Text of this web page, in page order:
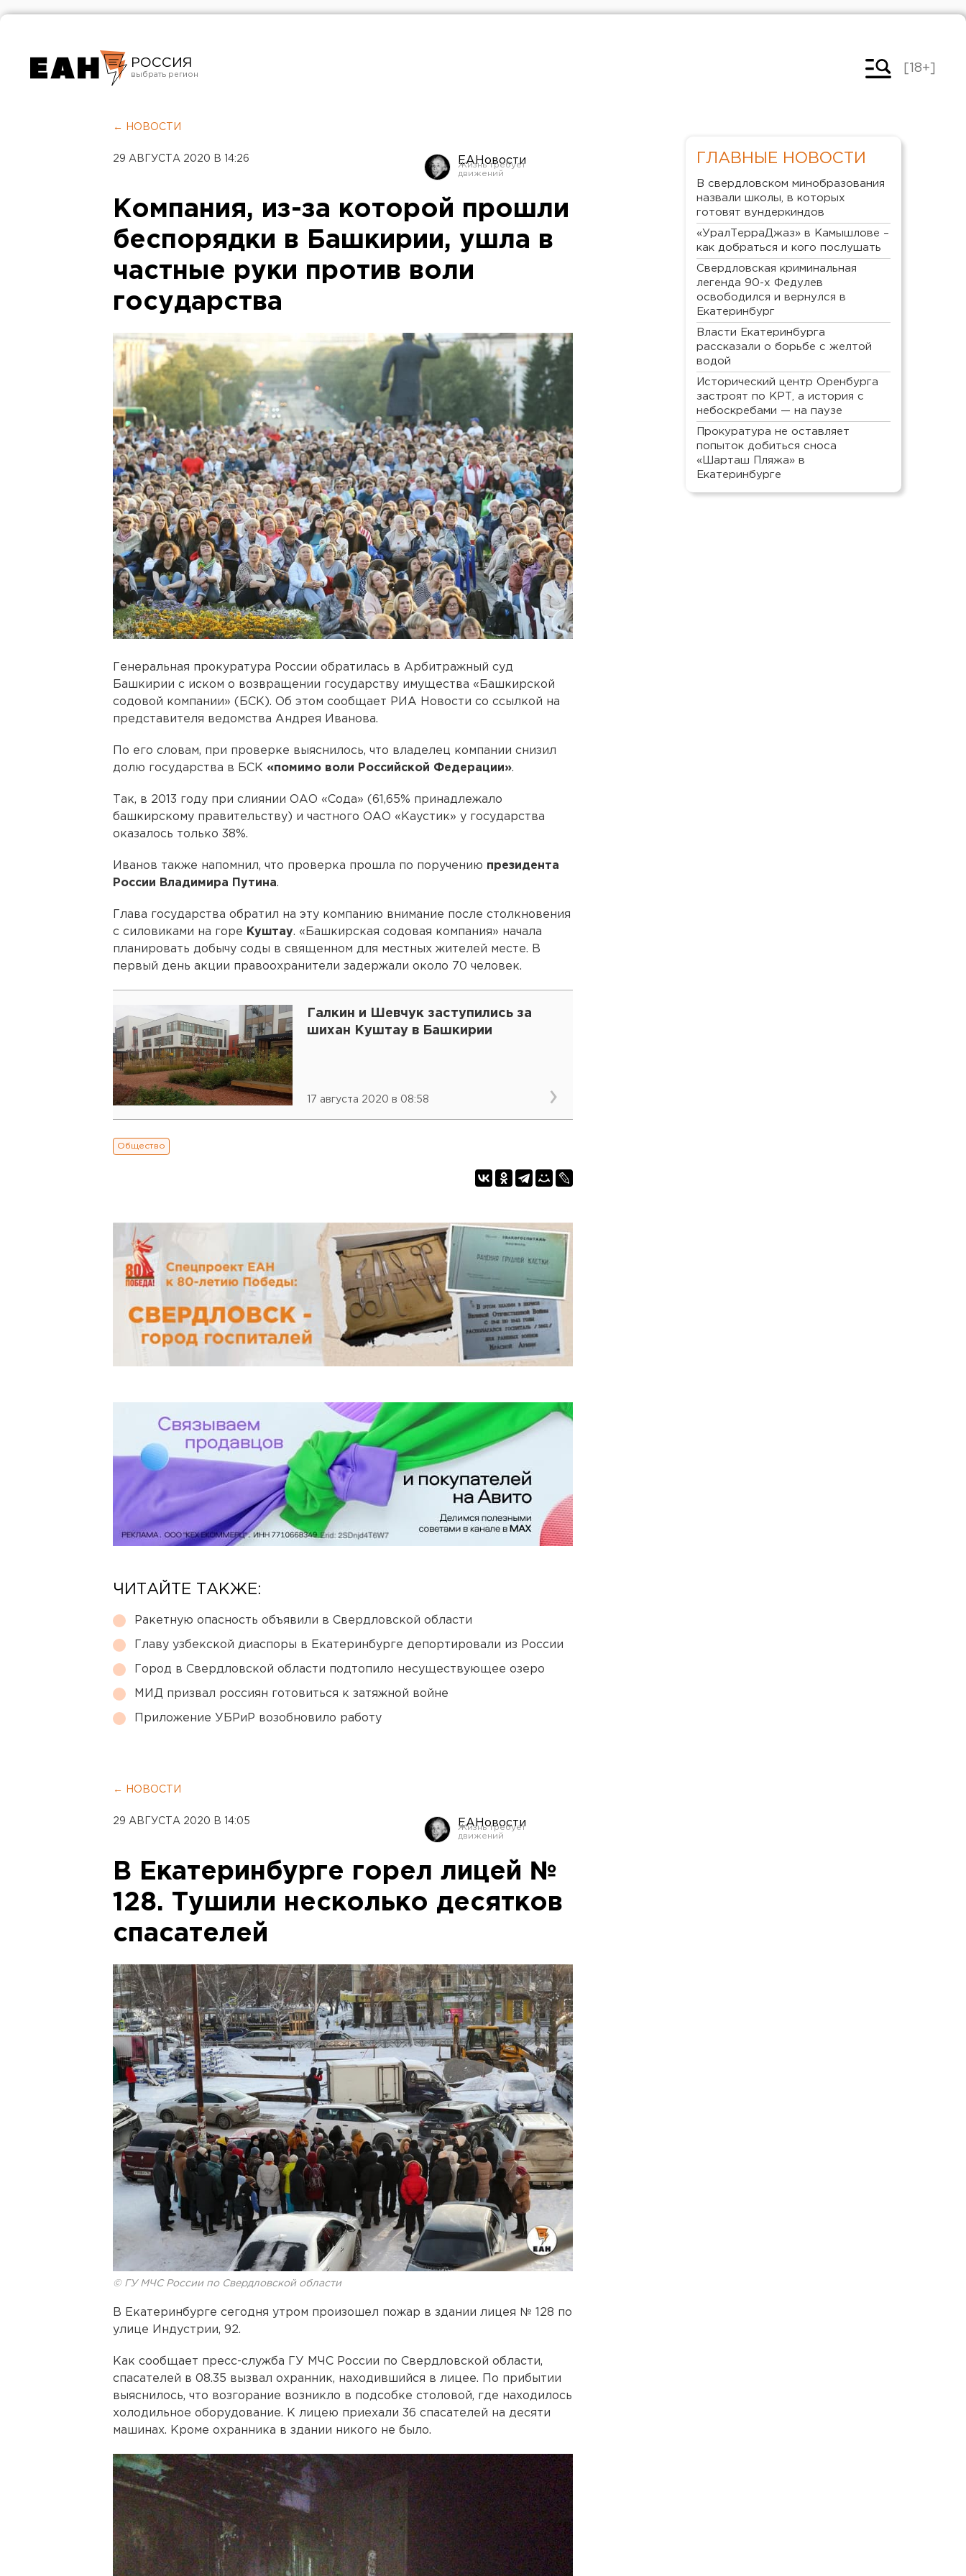
РОССИЯ
Челябинск
[18+]
← НОВОСТИ
29 АВГУСТА 2020 В 14:26 ЕАНовости
Компания, из-за которой прошли
беспорядки в Башкирии, ушла в
частные руки против воли
государства
Генеральная прокуратура России обратилась в Арбитражный суд
Башкирии с иском о возвращении государству имущества «Башкирской
содовой компании» (БСК). Об этом сообщает РИА Новости со ссылкой на
представителя ведомства Андрея Иванова.
По его словам, при проверке выяснилось, что владелец компании снизил
долю государства в БСК «помимо воли Российской Федерации».
Так, в 2013 году при слиянии ОАО «Сода» (61,65% принадлежало
башкирскому правительству) и частного ОАО «Каустик» у государства
оказалось только 38%.
Иванов также напомнил, что проверка прошла по поручению президента
России Владимира Путина.
Глава государства обратил на эту компанию внимание после столкновения
с силовиками на горе Куштау. «Башкирская содовая компания» начала
планировать добычу соды в священном для местных жителей месте. В
первый день акции правоохранители задержали около 70 человек.
Галкин и Шевчук заступились за
шихан Куштау в Башкирии
17 августа 2020 в 08:58
Общество
ЧИТАЙТЕ ТАКЖЕ:
Ракетную опасность объявили в Свердловской области
Главу узбекской диаспоры в Екатеринбурге депортировали из России
Город в Свердловской области подтопило несуществующее озеро
МИД призвал россиян готовиться к затяжной войне
Приложение УБРиР возобновило работу
← НОВОСТИ
29 АВГУСТА 2020 В 14:05 ЕАНовости
В Екатеринбурге горел лицей №
128. Тушили несколько десятков
спасателей
© ГУ МЧС России по Свердловской области
В Екатеринбурге сегодня утром произошел пожар в здании лицея № 128 по
улице Индустрии, 92.
Как сообщает пресс-служба ГУ МЧС России по Свердловской области,
спасателей в 08.35 вызвал охранник, находившийся в лицее. По прибытии
выяснилось, что возгорание возникло в подсобке столовой, где находилось
холодильное оборудование. К лицею приехали 36 спасателей на десяти
машинах. Кроме охранника в здании никого не было.
ГЛАВНЫЕ НОВОСТИ
В свердловском минобразования
назвали школы, в которых
готовят вундеркиндов
«УралТерраДжаз» в Камышлове –
как добраться и кого послушать
Свердловская криминальная
легенда 90-х Федулев
освободился и вернулся в
Екатеринбург
Власти Екатеринбурга
рассказали о борьбе с желтой
водой
Исторический центр Оренбурга
застроят по КРТ, а история с
небоскребами — на паузе
Прокуратура не оставляет
попыток добиться сноса
«Шарташ Пляжа» в
Екатеринбурге